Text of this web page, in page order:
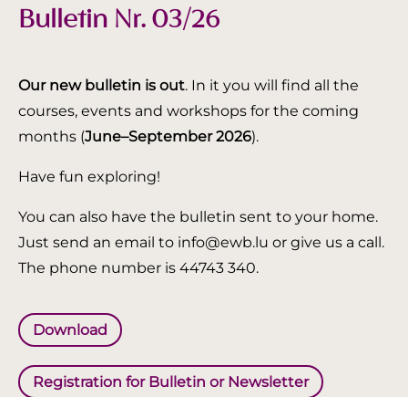
Bulletin Nr. 03/26
Our new bulletin is out. In it you will find all the
courses, events and workshops for the coming
months (June–September 2026).
Have fun exploring!
You can also have the bulletin sent to your home.
Just send an email to info@ewb.lu or give us a call.
The phone number is 44743 340.
Download
Registration for Bulletin or Newsletter